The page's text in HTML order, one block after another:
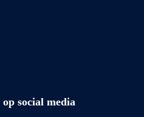
social media